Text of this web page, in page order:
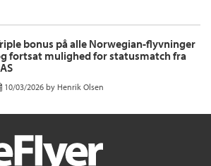
bonus på alle Norwegian-flyvninger
fortsat mulighed for statusmatch fra
10/03/2026 by Henrik Olsen